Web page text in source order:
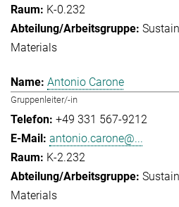
K-0.232
Materials
Antonio Carone
Gruppenleiter/-in
+49 331 567-9212
antonio.carone@...
K-2.232
Materials